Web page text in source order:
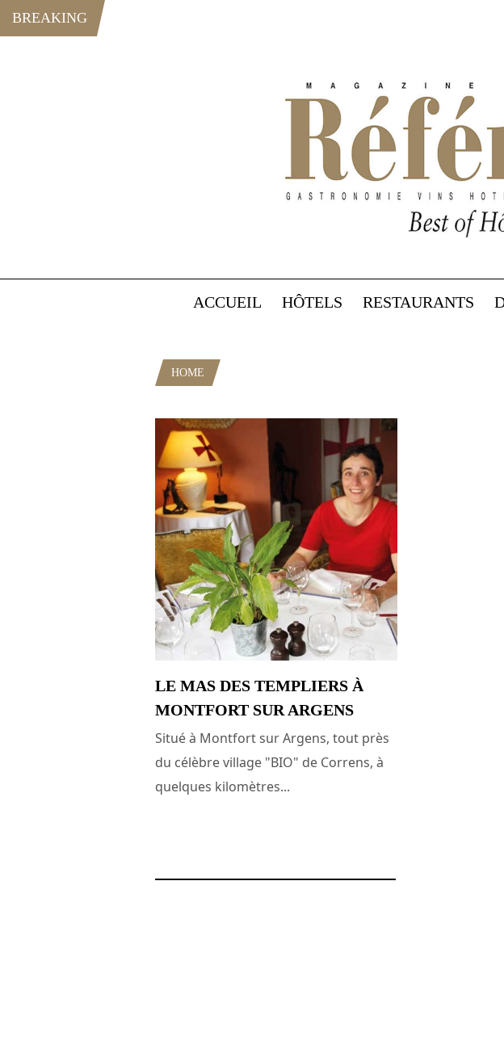
BREAKING
ACCUEIL HÔTELS RESTAURANTS
HOME
LE MAS DES TEMPLIERS À
MONTFORT SUR ARGENS
Situé à Montfort sur Argens, tout près
du célèbre village "BIO" de Correns, à
quelques kilomètres...